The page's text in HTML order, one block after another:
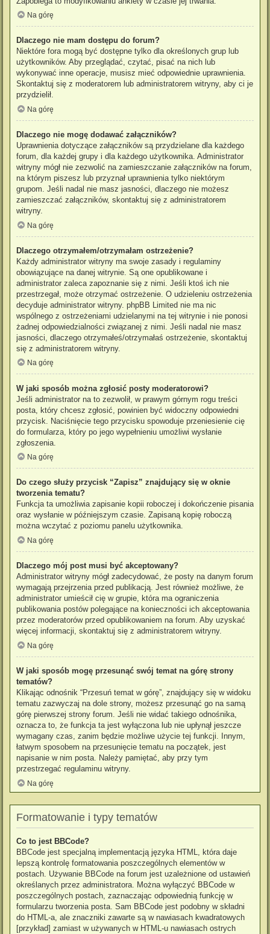
Na górę
Dlaczego nie mam dostępu do forum?
Niektóre fora mogą być dostępne tylko dla określonych grup lub
użytkowników. Aby przeglądać, czytać, pisać na nich lub
wykonywać inne operacje, musisz mieć odpowiednie uprawnienia.
Skontaktuj się z moderatorem lub administratorem witryny, aby ci je
przydzielił.
Na górę
Dlaczego nie mogę dodawać załączników?
Uprawnienia dotyczące załączników są przydzielane dla każdego
forum, dla każdej grupy i dla każdego użytkownika. Administrator
witryny mógł nie zezwolić na zamieszczanie załączników na forum,
na którym piszesz lub przyznał uprawnienia tylko niektórym
grupom. Jeśli nadal nie masz jasności, dlaczego nie możesz
zamieszczać załączników, skontaktuj się z administratorem
witryny.
Na górę
Dlaczego otrzymałem/otrzymałam ostrzeżenie?
Każdy administrator witryny ma swoje zasady i regulaminy
obowiązujące na danej witrynie. Są one opublikowane i
administrator zaleca zapoznanie się z nimi. Jeśli ktoś ich nie
przestrzegał, może otrzymać ostrzeżenie. O udzieleniu ostrzeżenia
decyduje administrator witryny. phpBB Limited nie ma nic
wspólnego z ostrzeżeniami udzielanymi na tej witrynie i nie ponosi
żadnej odpowiedzialności związanej z nimi. Jeśli nadal nie masz
jasności, dlaczego otrzymałeś/otrzymałaś ostrzeżenie, skontaktuj
się z administratorem witryny.
Na górę
W jaki sposób można zgłosić posty moderatorowi?
Jeśli administrator na to zezwolił, w prawym górnym rogu treści
posta, który chcesz zgłosić, powinien być widoczny odpowiedni
przycisk. Naciśnięcie tego przycisku spowoduje przeniesienie cię
do formularza, który po jego wypełnieniu umożliwi wysłanie
zgłoszenia.
Na górę
Do czego służy przycisk “Zapisz” znajdujący się w oknie
tworzenia tematu?
Funkcja ta umożliwia zapisanie kopii roboczej i dokończenie pisania
oraz wysłanie w późniejszym czasie. Zapisaną kopię roboczą
można wczytać z poziomu panelu użytkownika.
Na górę
Dlaczego mój post musi być akceptowany?
Administrator witryny mógł zadecydować, że posty na danym forum
wymagają przejrzenia przed publikacją. Jest również możliwe, że
administrator umieścił cię w grupie, która ma ograniczenia
publikowania postów polegające na konieczności ich akceptowania
przez moderatorów przed opublikowaniem na forum. Aby uzyskać
więcej informacji, skontaktuj się z administratorem witryny.
Na górę
W jaki sposób mogę przesunąć swój temat na górę strony
tematów?
Klikając odnośnik “Przesuń temat w górę”, znajdujący się w widoku
tematu zazwyczaj na dole strony, możesz przesunąć go na samą
górę pierwszej strony forum. Jeśli nie widać takiego odnośnika,
oznacza to, że funkcja ta jest wyłączona lub nie upłynął jeszcze
wymagany czas, zanim będzie możliwe użycie tej funkcji. Innym,
łatwym sposobem na przesunięcie tematu na początek, jest
napisanie w nim posta. Należy pamiętać, aby przy tym
przestrzegać regulaminu witryny.
Na górę
Formatowanie i typy tematów
Co to jest BBCode?
BBCode jest specjalną implementacją języka HTML, która daje
lepszą kontrolę formatowania poszczególnych elementów w
postach. Używanie BBCode na forum jest uzależnione od ustawień
określanych przez administratora. Można wyłączyć BBCode w
poszczególnych postach, zaznaczając odpowiednią funkcję w
formularzu tworzenia posta. Sam BBCode jest podobny w składni
do HTML-a, ale znaczniki zawarte są w nawiasach kwadratowych
[przykład] zamiast w używanych w HTML-u nawiasach ostrych